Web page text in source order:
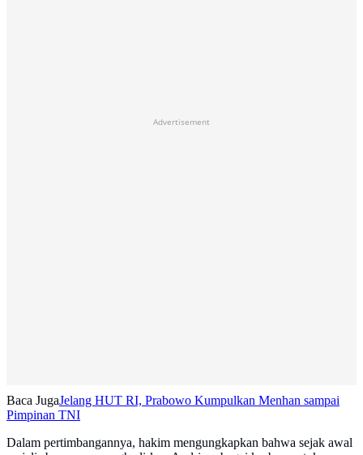
Advertisement
Baca JugaJelang HUT RI, Prabowo Kumpulkan Menhan sampai
Pimpinan TNI
Dalam pertimbangannya, hakim mengungkapkan bahwa sejak awal